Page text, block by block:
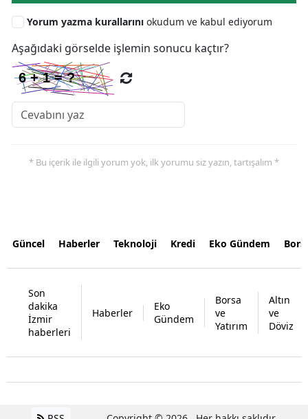
Yorum yazma kurallarını okudum ve kabul ediyorum
Aşağıdaki görselde işlemin sonucu kaçtır?
* Bu içerik ile ilgili yorum yok, ilk yorumu siz yazın, tartışalım *
Güncel Haberler Teknoloji Kredi Eko Gündem
Son
dakika
İzmir
haberleri
Haberler
Eko
Gündem
Borsa
ve
Yatırım
Altın
ve
Döviz